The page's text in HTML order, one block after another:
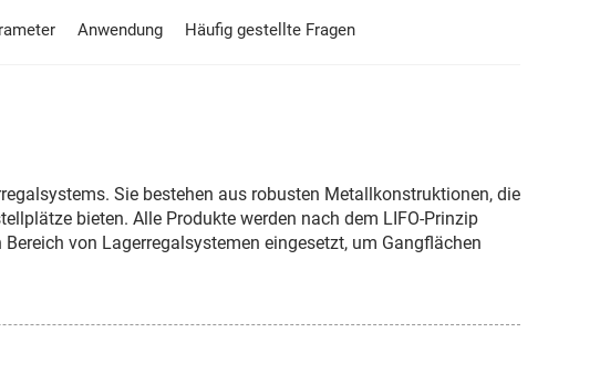
Anwendung Häufig gestellte Fragen
Sie bestehen aus robusten Metallkonstruktionen, die
bieten. Alle Produkte werden nach dem LIFO-Prinzip
von Lagerregalsystemen eingesetzt, um Gangflächen